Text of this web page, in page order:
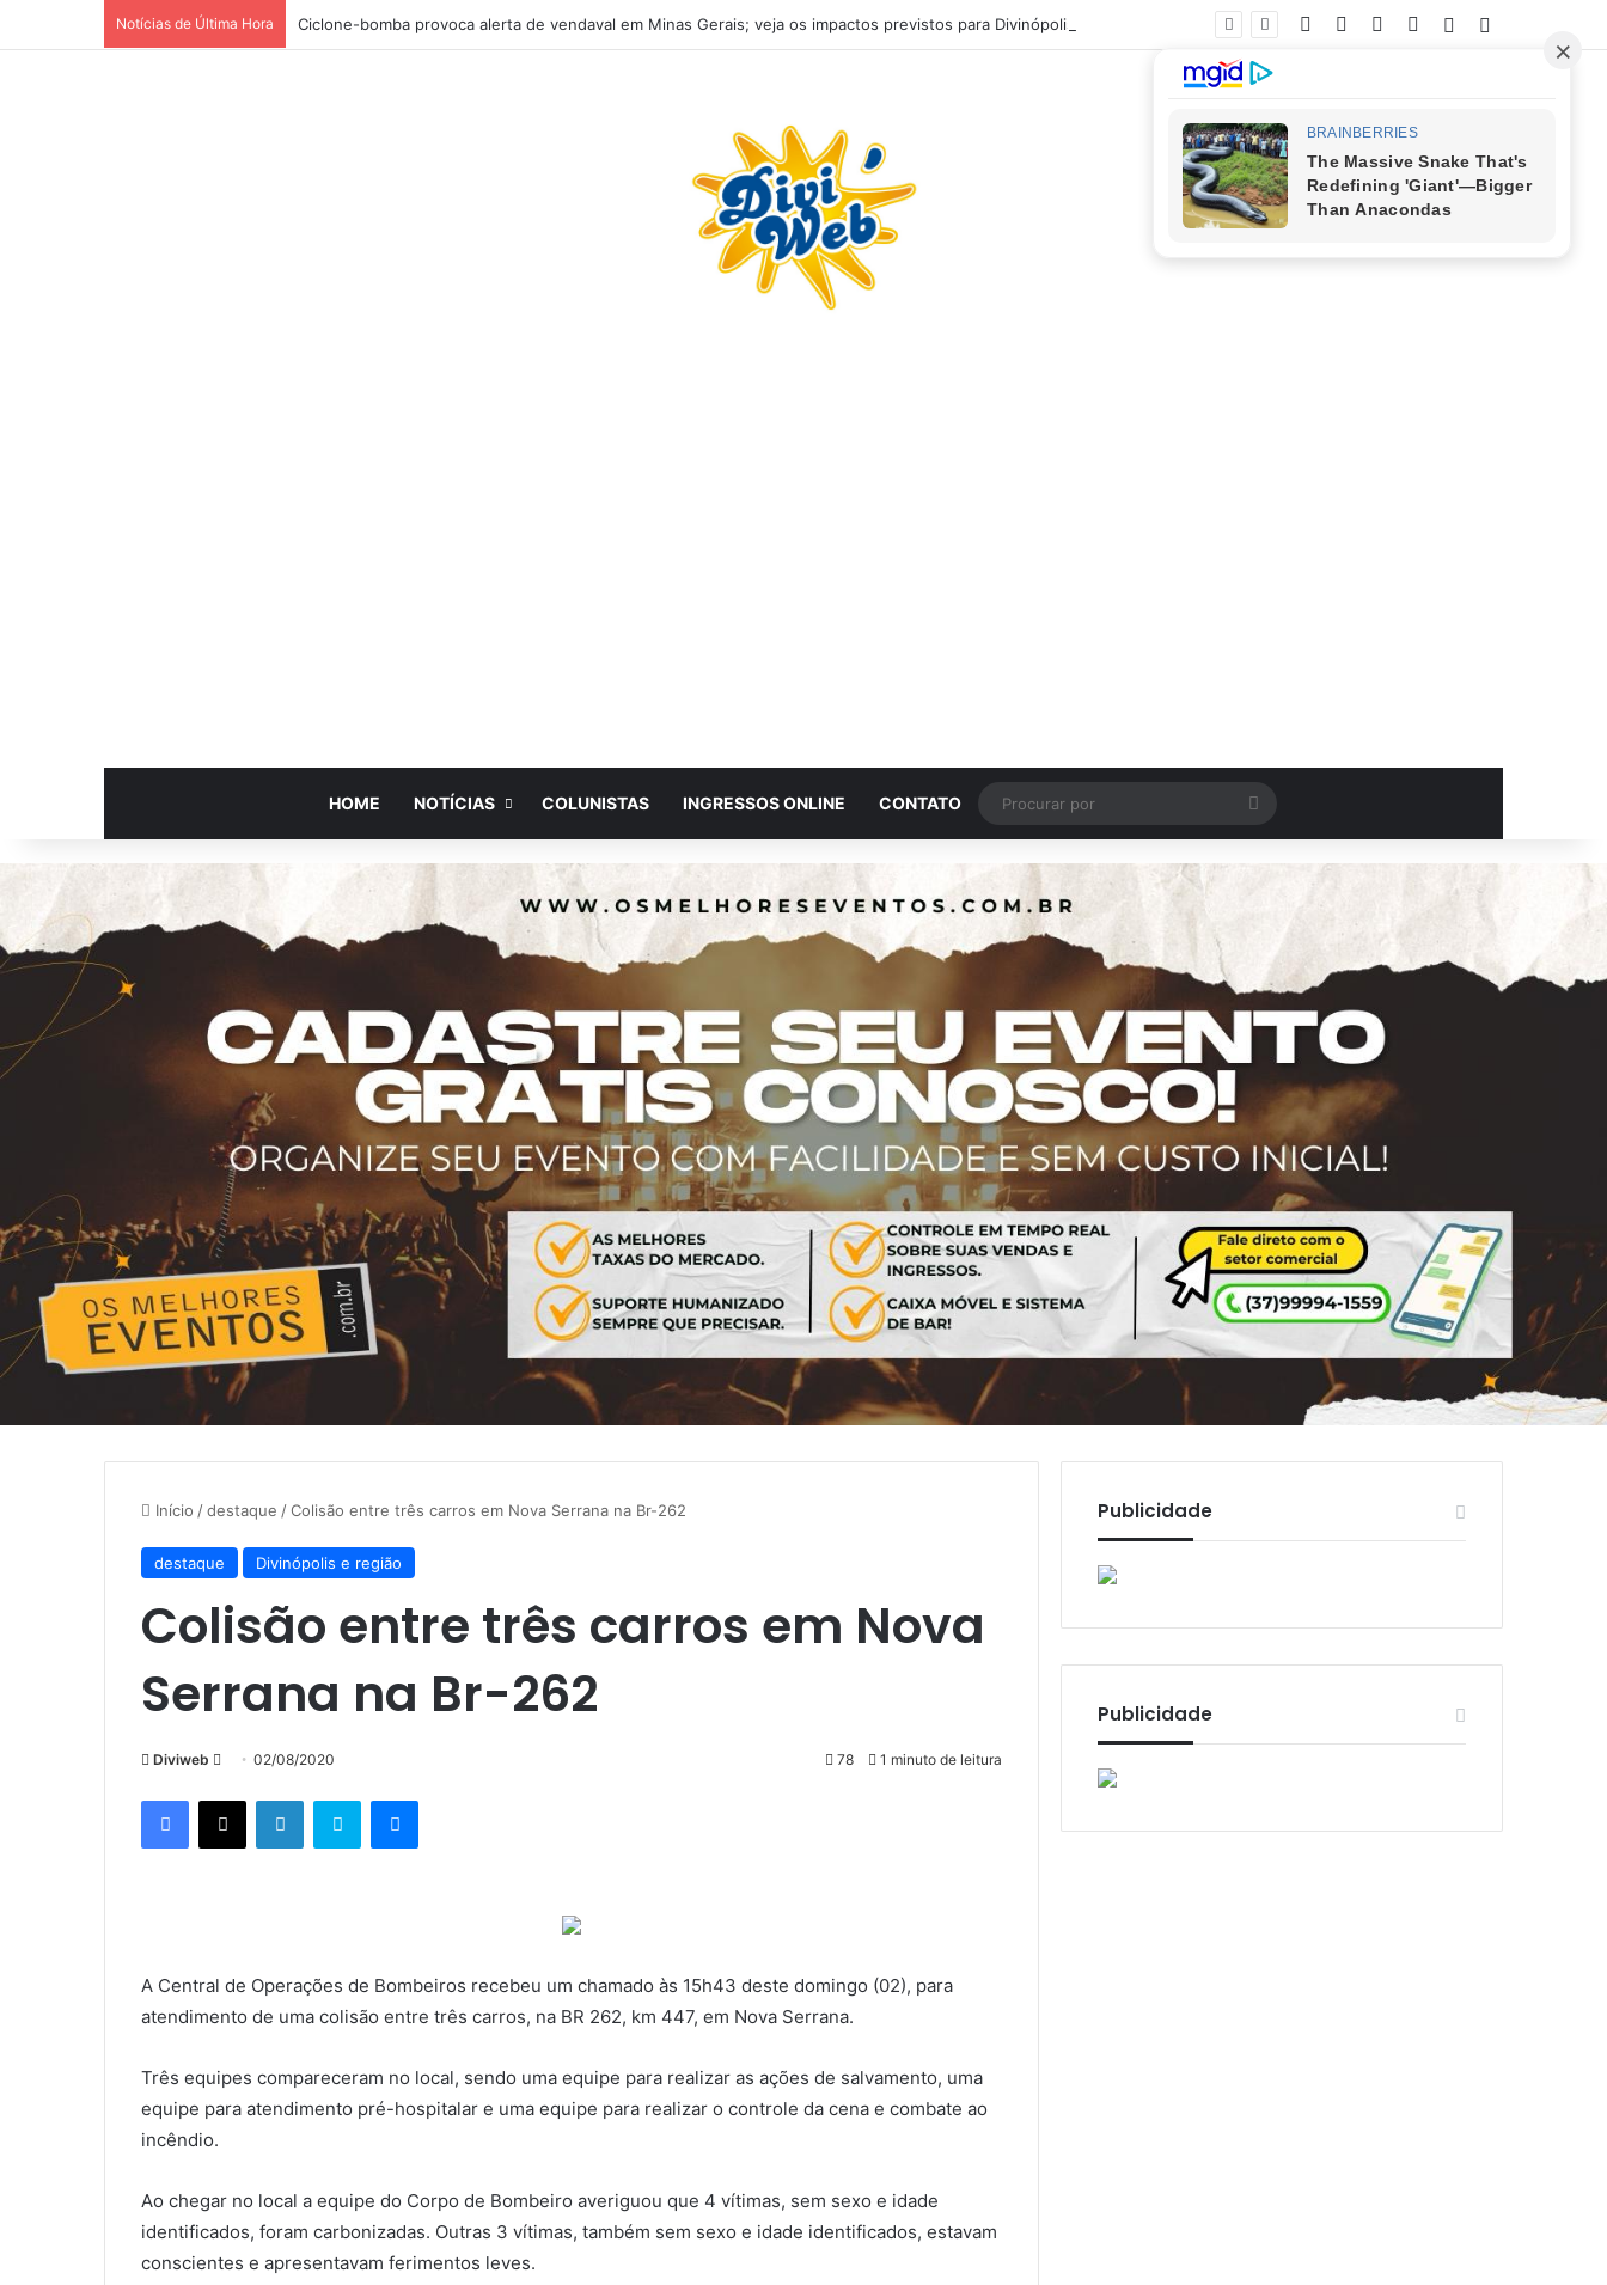
Notícias de Última Hora Ciclone-bomba provoca alerta de vendaval em Minas Gerais; veja os impactos previstos para Divinópolis Facebook YouTubeInstagram
Entrar
HOME NOTÍCIAS COLUNISTAS INGRESSOS ONLINE CONTATO
Procurar
por
Início /destaque /Colisão entre três carros em Nova Serrana na Br-262
destaque Divinópolis e região
Colisão entre três carros em Nova
Serrana na Br-262
Diviweb
Mande
e-
mail
02/08/2020 78 1 minuto de leitura
Facebook
X LinkedinSkype Messenger
A Central de Operações de Bombeiros recebeu um chamado às 15h43 deste domingo (02), para
atendimento de uma colisão entre três carros, na BR 262, km 447, em Nova Serrana.
Três equipes compareceram no local, sendo uma equipe para realizar as ações de salvamento, uma
equipe para atendimento pré-hospitalar e uma equipe para realizar o controle da cena e combate ao
incêndio.
Ao chegar no local a equipe do Corpo de Bombeiro averiguou que 4 vítimas, sem sexo e idade
identificados, foram carbonizadas. Outras 3 vítimas, também sem sexo e idade identificados, estavam
conscientes e apresentavam ferimentos leves.
Publicidade
Publicidade